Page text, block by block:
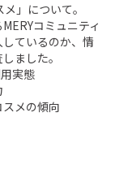
」について。
コミュニティ
ているのか、情
ました。
実態
メの傾向